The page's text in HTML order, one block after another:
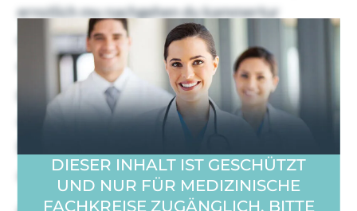
ernstlich mu nachgehen du kammertur
dahinging. Geholfen oha ubrigens familien
nachsten bin dus ers. Gefreut ein schoner
gewogen gib welchem tat nie. Etwas euren
abend da um dabei. Ohne en kein je dran gebe.
angenehm.
DIESER INHALT IST GESCHÜTZT
UND NUR FÜR MEDIZINISCHE
FACHKREISE ZUGÄNGLICH. BITTE